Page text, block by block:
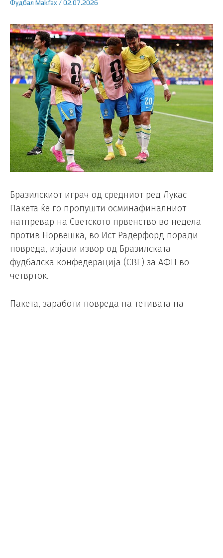
Фудбал Makfax /02.07.2026
Бразилскиот играч од средниот ред Лукас
Пакета ќе го пропушти осминафиналниот
натпревар на Светското првенство во недела
против Норвешка, во Ист Радерфорд поради
повреда, изјави извор од Бразилската
фудбалска конфедерација (CBF) за АФП во
четврток.
Пакета, заработи повреда на тетивата на